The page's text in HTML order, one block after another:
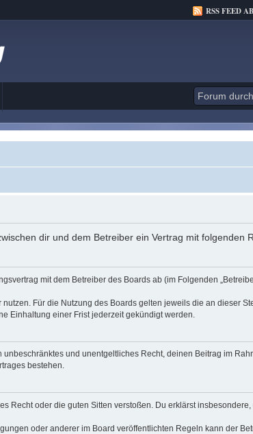
RSS FEED
dir und dem Betreiber ein Vertrag mit folgenden
mit dem Betreiber des Boards ab (im Folgenden
Für die Nutzung des Boards gelten jeweils die an dieser
Einhaltung einer Frist jederzeit gekündigt werden.
und unentgeltliches Recht, deinen Beitrag im
bestehen.
Recht oder die guten Sitten verstoßen. Du erklärst
oder anderer im Board veröffentlichten Regeln kann der